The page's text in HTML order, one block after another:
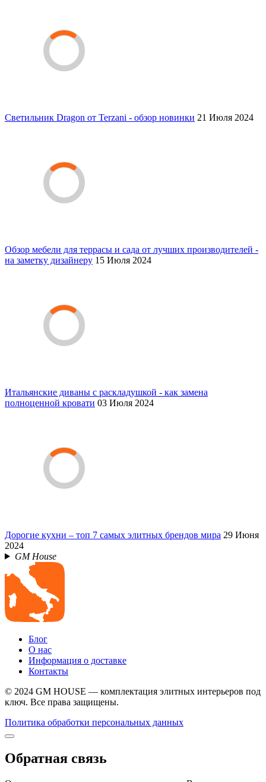
Светильник Dragon от Terzani - обзор новинки 21 Июля 2024
Обзор мебели для террасы и сада от лучших производителей -
на заметку дизайнеру 15 Июля 2024
Итальянские диваны с раскладушкой - как замена
полноценной кровати 03 Июля 2024
Дорогие кухни – топ 7 самых элитных брендов мира 29 Июня
2024
GM House
Блог
О нас
Информация о доставке
Контакты
© 2024 GM HOUSE — комплектация элитных интерьеров под
ключ. Все права защищены.
Политика обработки персональных данных
Обратная связь